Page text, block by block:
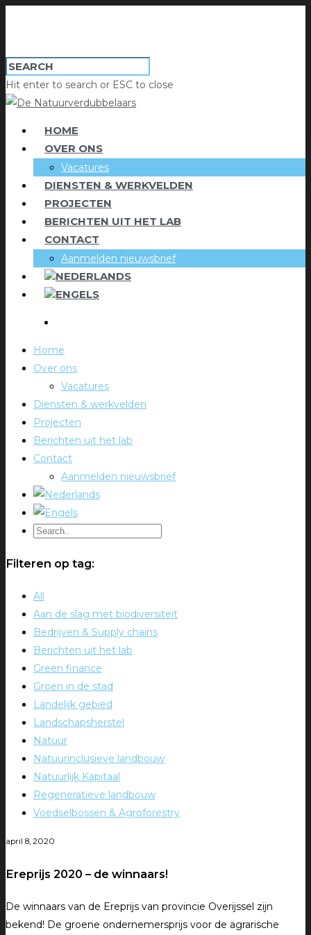
Hit enter to search or ESC to close
HOME
OVER ONS
Vacatures
DIENSTEN & WERKVELDEN
PROJECTEN
BERICHTEN UIT HET LAB
CONTACT
Aanmelden nieuwsbrief
Home
Over ons
Vacatures
Diensten & werkvelden
Projecten
Berichten uit het lab
Contact
Aanmelden nieuwsbrief
Filteren op tag:
All
Aan de slag met biodiversiteit
Bedrijven & Supply chains
Berichten uit het lab
Green finance
Groen in de stad
Landelijk gebied
Landschapsherstel
Natuur
Natuurinclusieve landbouw
Natuurlijk Kapitaal
Regeneratieve landbouw
Voedselbossen & Agroforestry
april 8, 2020
Ereprijs 2020 – de winnaars!
De winnaars van de Ereprijs van provincie Overijssel zijn
bekend! De groene ondernemersprijs voor de agrarische